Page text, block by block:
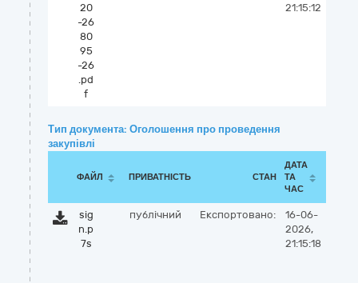
20
-26
80
95
-26
.pd
f
21:15:12
Тип документа: Оголошення про проведення
закупівлі
ФАЙЛ ПРИВАТНІСТЬ СТАН
ДАТА
ТА
ЧАС
sig
n.p
7s
публічний Експортовано:
16-06-
2026,
21:15:18